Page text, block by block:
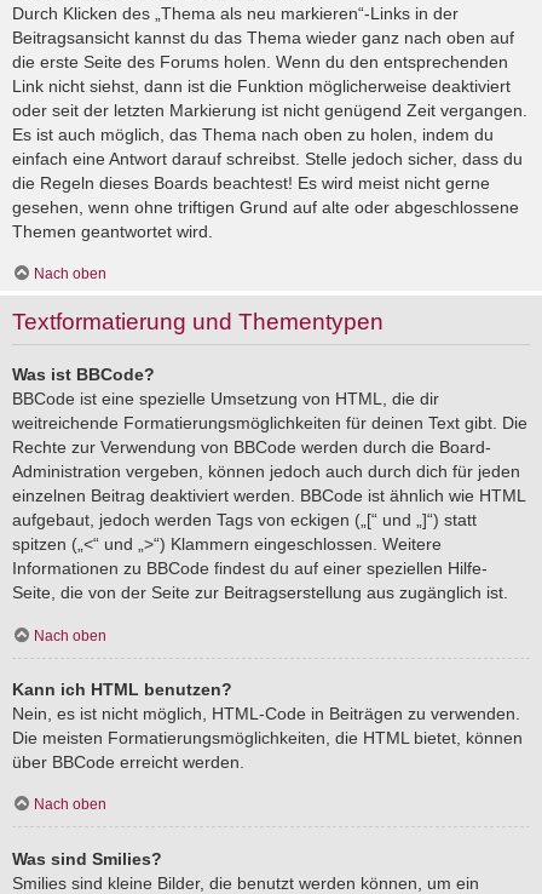
Durch Klicken des „Thema als neu markieren“-Links in der
Beitragsansicht kannst du das Thema wieder ganz nach oben auf
die erste Seite des Forums holen. Wenn du den entsprechenden
Link nicht siehst, dann ist die Funktion möglicherweise deaktiviert
oder seit der letzten Markierung ist nicht genügend Zeit vergangen.
Es ist auch möglich, das Thema nach oben zu holen, indem du
einfach eine Antwort darauf schreibst. Stelle jedoch sicher, dass du
die Regeln dieses Boards beachtest! Es wird meist nicht gerne
gesehen, wenn ohne triftigen Grund auf alte oder abgeschlossene
Themen geantwortet wird.
Nach oben
Textformatierung und Thementypen
Was ist BBCode?
BBCode ist eine spezielle Umsetzung von HTML, die dir
weitreichende Formatierungsmöglichkeiten für deinen Text gibt. Die
Rechte zur Verwendung von BBCode werden durch die Board-
Administration vergeben, können jedoch auch durch dich für jeden
einzelnen Beitrag deaktiviert werden. BBCode ist ähnlich wie HTML
aufgebaut, jedoch werden Tags von eckigen („[“ und „]“) statt
spitzen („<“ und „>“) Klammern eingeschlossen. Weitere
Informationen zu BBCode findest du auf einer speziellen Hilfe-
Seite, die von der Seite zur Beitragserstellung aus zugänglich ist.
Nach oben
Kann ich HTML benutzen?
Nein, es ist nicht möglich, HTML-Code in Beiträgen zu verwenden.
Die meisten Formatierungsmöglichkeiten, die HTML bietet, können
über BBCode erreicht werden.
Nach oben
Was sind Smilies?
Smilies sind kleine Bilder, die benutzt werden können, um ein